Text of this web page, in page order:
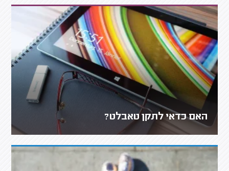
האם כדאי לתקן טאבלט?